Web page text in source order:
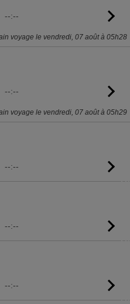
--:--
voyage le vendredi, 07 août à 05h28
--:--
voyage le vendredi, 07 août à 05h29
--:--
--:--
--:--